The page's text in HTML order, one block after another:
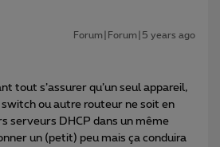
Forum|Forum|5 years ago
tout s’assurer qu’un seul appareil,
switch ou autre routeur ne soit en
serveurs DHCP dans un même
un (petit) peu mais ça conduira